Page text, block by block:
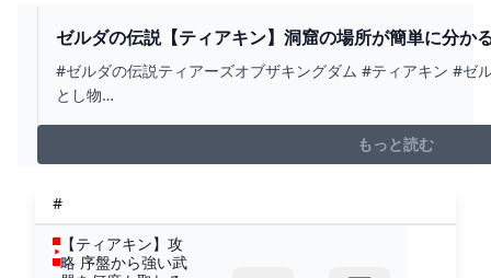
ゼルダの伝説【ティアキン】洞窟の場所が簡単に分
けるのが楽になるかも？ - YOUTUBE
#ゼルダの伝説ティアーズオブザキングダム #ティアキン #ゼ
とし物
もっと読む
#
【ティアキン】攻
略 序盤から強い武